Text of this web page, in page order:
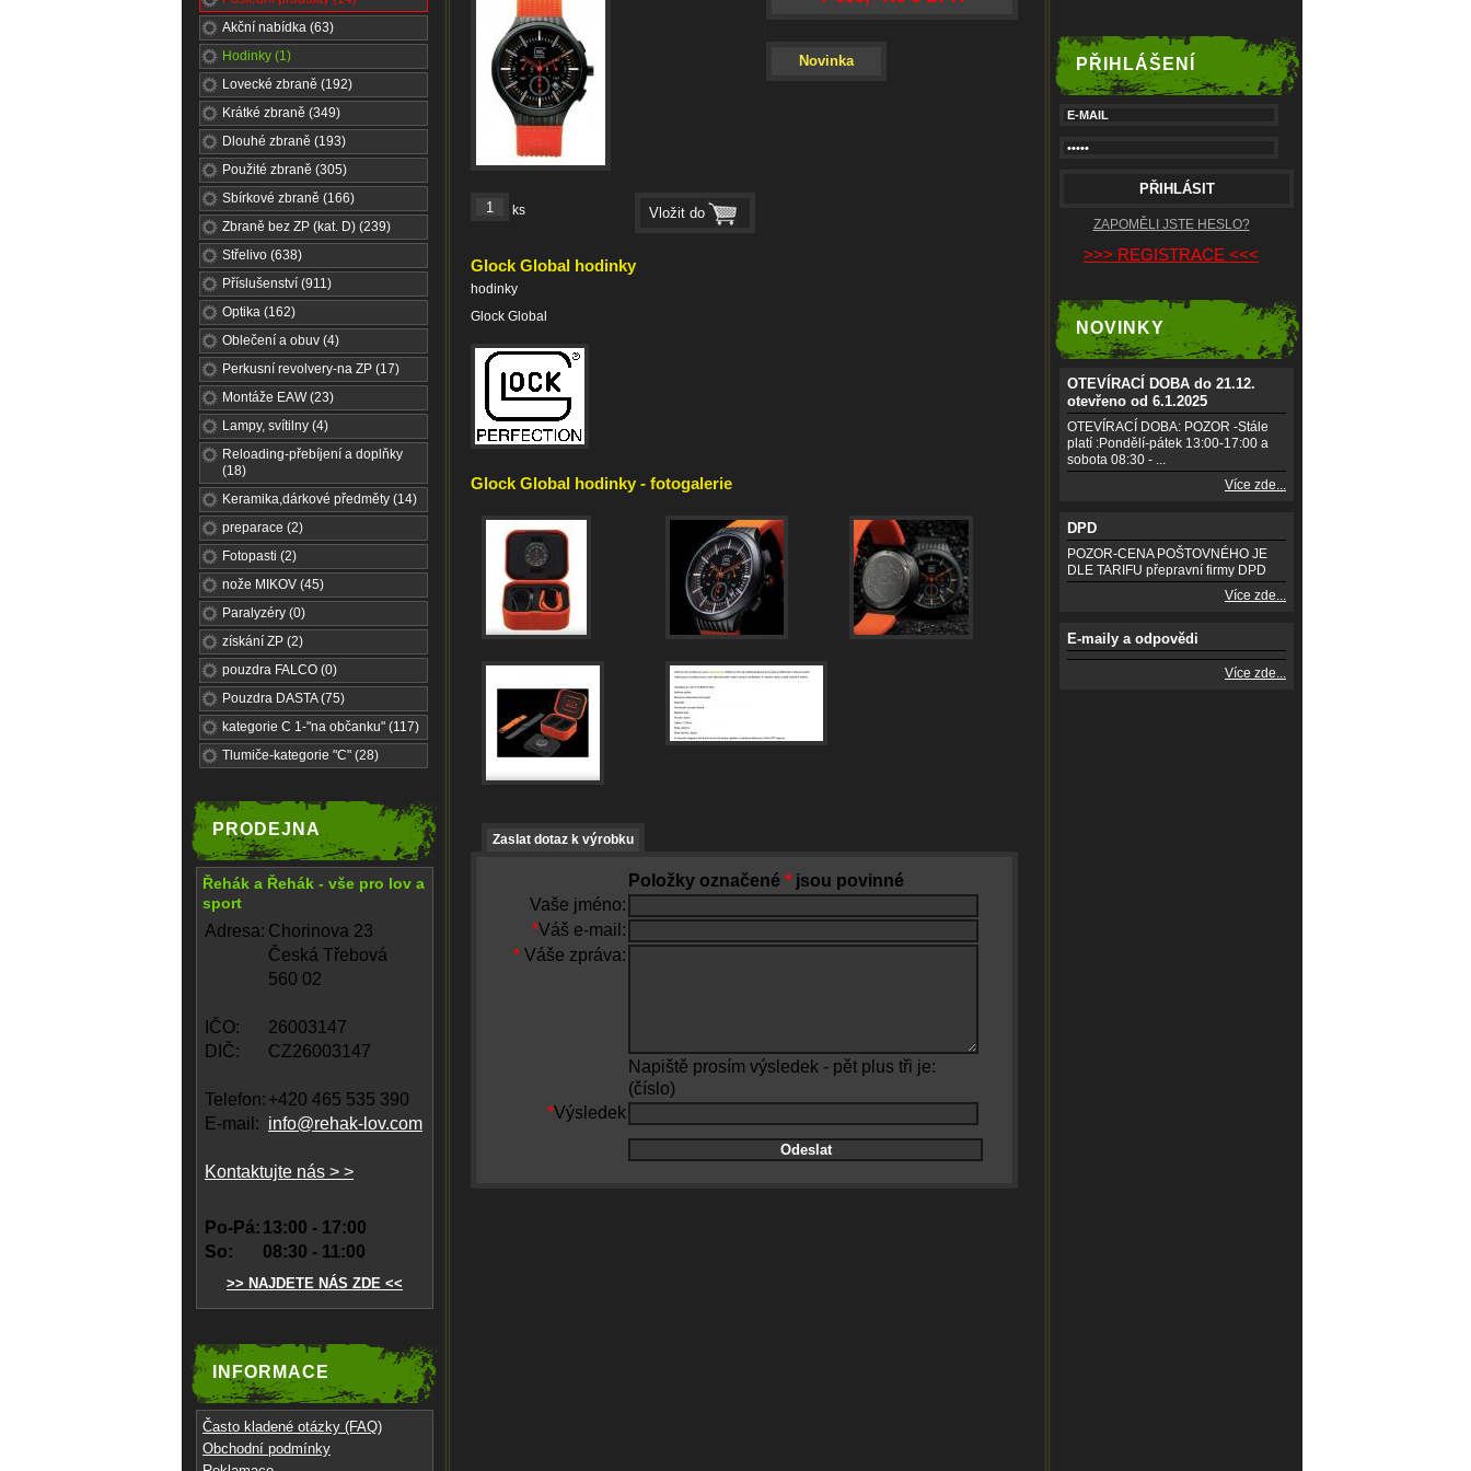
Akční nabídka (63)
Hodinky (1)
Lovecké zbraně (192)
Krátké zbraně (349)
Dlouhé zbraně (193)
Použité zbraně (305)
Sbírkové zbraně (166)
Zbraně bez ZP (kat. D) (239)
Střelivo (638)
Příslušenství (911)
Optika (162)
Oblečení a obuv (4)
Perkusní revolvery-na ZP (17)
Montáže EAW (23)
Lampy, svítilny (4)
Reloading-přebíjení a doplňky
(18)
Keramika,dárkové předměty (14)
preparace (2)
Fotopasti (2)
nože MIKOV (45)
Paralyzéry (0)
získání ZP (2)
pouzdra FALCO (0)
Pouzdra DASTA (75)
kategorie C 1-"na občanku" (117)
Tlumiče-kategorie "C" (28)
PRODEJNA
Řehák a Řehák - vše pro lov a
sport
Adresa: Chorinova 23
Česká Třebová
560 02
IČO:
26003147
DIČ:
CZ26003147
Telefon: +420 465 535 390
E-mail: info@rehak-lov.com
Kontaktujte nás > >
Po-Pá: 13:00 - 17:00
So:
08:30 - 11:00
>> NAJDETE NÁS ZDE <<
INFORMACE
Často kladené otázky (FAQ)
Obchodní podmínky
ks
Novinka
Glock Global hodinky
hodinky
Glock Global
Glock Global hodinky - fotogalerie
Zaslat dotaz k výrobku
Položky označené * jsou povinné
Vaše jméno:
*Váš e-mail:
* Váše zpráva:
Napiště prosím výsledek - pět plus tři je:
(číslo)
*Výsledek
PŘIHLÁŠENÍ
ZAPOMĚLI JSTE HESLO?
>>> REGISTRACE <<<
NOVINKY
OTEVÍRACÍ DOBA do 21.12.
otevřeno od 6.1.2025
OTEVÍRACÍ DOBA: POZOR -Stále
platí :Pondělí-pátek 13:00-17:00 a
sobota 08:30 - ...
Více zde...
DPD
POZOR-CENA POŠTOVNÉHO JE
DLE TARIFU přepravní firmy DPD
Více zde...
E-maily a odpovědi
Více zde...